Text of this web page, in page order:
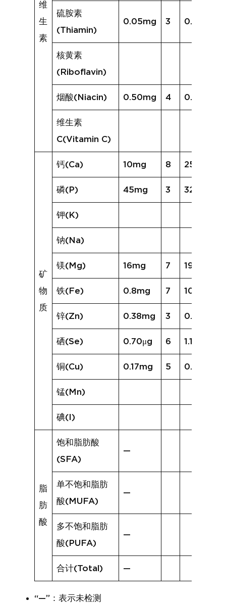
维
生
素
硫胺素
(Thiamin)
0.05mg 3 0.03mg
核黄素
(Riboflavin)
烟酸(Niacin) 0.50mg 4 0.46mg
维生素
C(Vitamin C)
矿
物
质
钙(Ca) 10mg 8 25mg
磷(P) 45mg 3 32mg
钾(K)
钠(Na)
镁(Mg) 16mg 7 19mg
铁(Fe) 0.8mg 7 10.0mg
锌(Zn) 0.38mg 3 0.45mg
硒(Se) 0.70μg 6 1.11μg
铜(Cu) 0.17mg 5 0.22mg
锰(Mn)
碘(I)
脂
肪
酸
饱和脂肪酸
(SFA)
—
单不饱和脂肪
酸(MUFA)
—
多不饱和脂肪
酸(PUFA)
—
合计(Total) —
“—”：表示未检测